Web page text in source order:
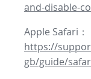
and-disable-
Apple Safari：
https://
gb/guide/